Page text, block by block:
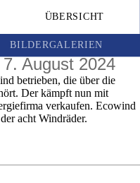
ÜBERSICHT
BILDERGALERIEN
ist in
August 2024
betrieben, die über die
Der kämpft nun mit
verkaufen. Ecowind
acht Windräder.